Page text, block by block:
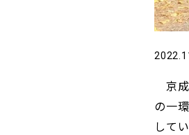
京
の一
して